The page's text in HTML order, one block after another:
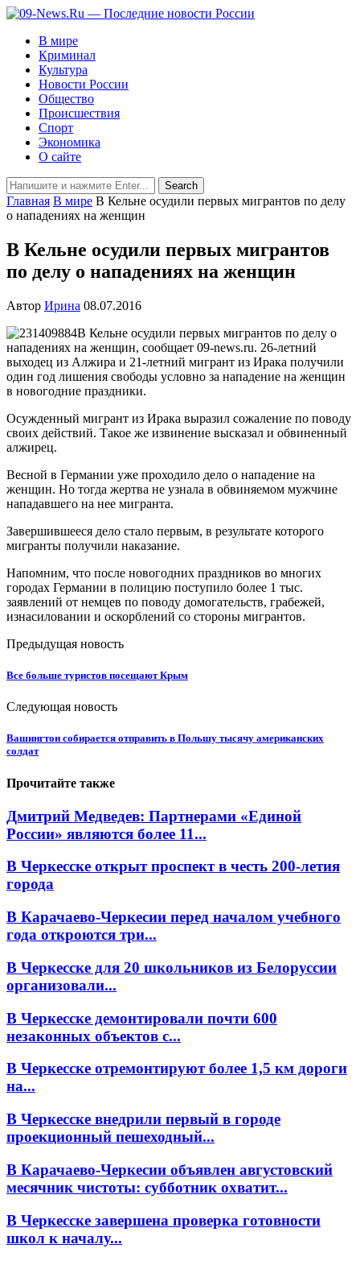
В мире
Криминал
Культура
Новости России
Общество
Происшествия
Спорт
Экономика
О сайте
Главная В мире В Кельне осудили первых мигрантов по делу
о нападениях на женщин
В Кельне осудили первых мигрантов
по делу о нападениях на женщин
Автор Ирина 08.07.2016
В Кельне осудили первых мигрантов по делу о
нападениях на женщин, сообщает 09-news.ru. 26-летний
выходец из Алжира и 21-летний мигрант из Ирака получили
один год лишения свободы условно за нападение на женщин
в новогодние праздники.
Осужденный мигрант из Ирака выразил сожаление по поводу
своих действий. Такое же извинение высказал и обвиненный
алжирец.
Весной в Германии уже проходило дело о нападение на
женщин. Но тогда жертва не узнала в обвиняемом мужчине
нападавшего на нее мигранта.
Завершившееся дело стало первым, в результате которого
мигранты получили наказание.
Напомним, что после новогодних праздников во многих
городах Германии в полицию поступило более 1 тыс.
заявлений от немцев по поводу домогательств, грабежей,
изнасиловании и оскорблений со стороны мигрантов.
Предыдущая новость
Все больше туристов посещают Крым
Следующая новость
Вашингтон собирается отправить в Польшу тысячу американских
солдат
Прочитайте также
Дмитрий Медведев: Партнерами «Единой
России» являются более 11...
В Черкесске открыт проспект в честь 200-летия
города
В Карачаево-Черкесии перед началом учебного
года откроются три...
В Черкесске для 20 школьников из Белоруссии
организовали...
В Черкесске демонтировали почти 600
незаконных объектов с...
В Черкесске отремонтируют более 1,5 км дороги
на...
В Черкесске внедрили первый в городе
проекционный пешеходный...
В Карачаево-Черкесии объявлен августовский
месячник чистоты: субботник охватит...
В Черкесске завершена проверка готовности
школ к началу...